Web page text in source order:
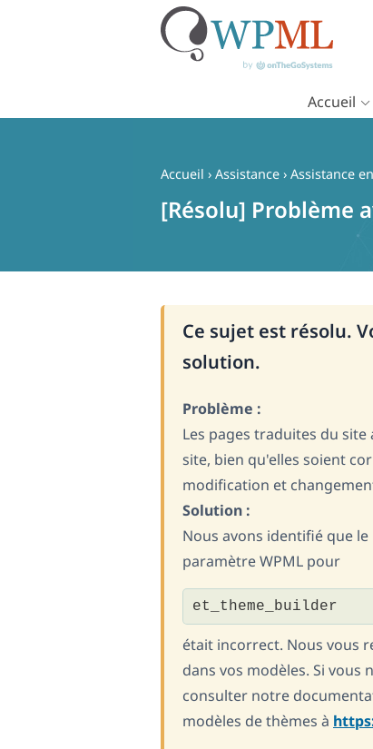
Accueil
Accueil › Assistance › Assistance
[Résolu] Problème
Ce sujet est résolu.
solution.
Problème :
Les pages traduites du
site, bien qu'elles soient
modification et
Solution :
Nous avons identifié que
paramètre WPML pour
et_theme_builder
était incorrect. Nous vous
dans vos modèles. Si vous
consulter notre
modèles de thèmes à